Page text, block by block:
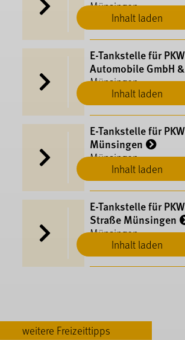
Inhalt laden
Münsingen
Inhalt laden
E-​Tankstelle für
Automobile GmbH &
Münsingen
Inhalt laden
E-​Tankstelle für
Münsingen
Münsingen
Inhalt laden
E-​Tankstelle für
Straße Münsingen
Münsingen
weitere Freizeittipps